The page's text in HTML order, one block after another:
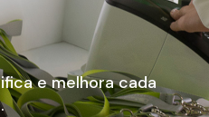
e melhora cada